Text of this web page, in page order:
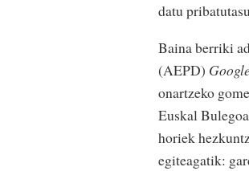
datu
Baina berriki
(AEPD)
onartzeko
Euskal
horiek
egiteagatik: